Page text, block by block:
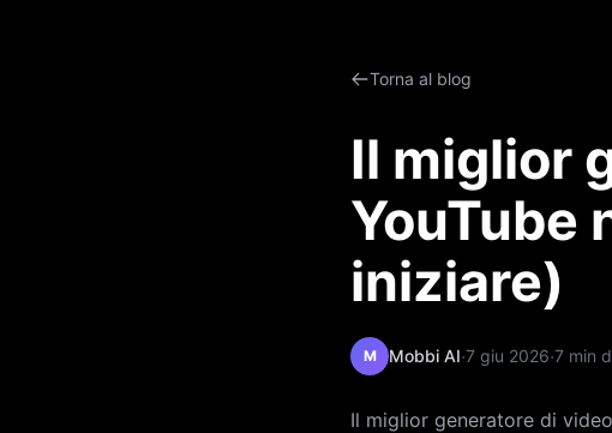
Torna al blog
Il miglior
YouTube
iniziare)
M Mobbi AI·7 giu 2026·7 min
Il miglior generatore di